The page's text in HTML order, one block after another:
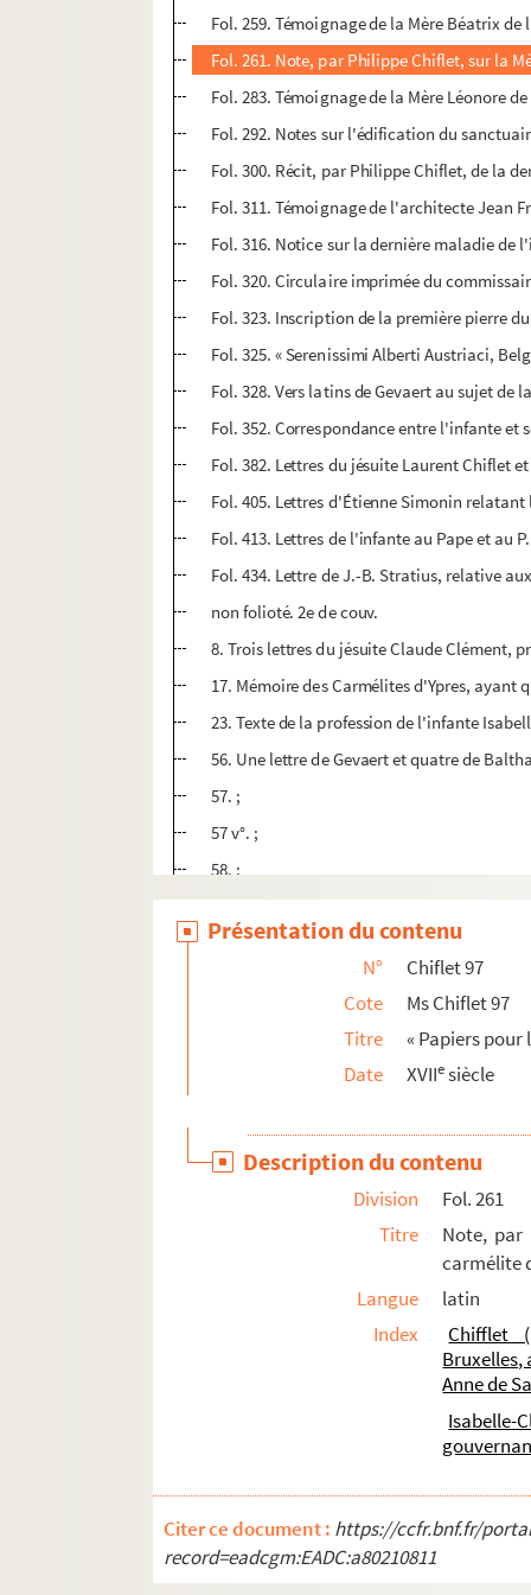
Fol. 259. Témoignage de la Mère Béatrix
Fol. 261. Note, par Philippe Chiflet, sur la
Fol. 283. Témoignage de la Mère Léonore
Fol. 292. Notes sur l'édification du
Fol. 300. Récit, par Philippe Chiflet, de la
Fol. 311. Témoignage de l'architecte Jean
Fol. 316. Notice sur la dernière maladie de
Fol. 320. Circulaire imprimée du
Fol. 323. Inscription de la première pierre
Fol. 325. « Serenissimi Alberti Austriaci,
Fol. 328. Vers latins de Gevaert au sujet
Fol. 352. Correspondance entre l'infante et
Fol. 382. Lettres du jésuite Laurent Chiflet
Fol. 405. Lettres d'Étienne Simonin
Fol. 413. Lettres de l'infante au Pape et au
Fol. 434. Lettre de J.-B. Stratius, relative
non folioté. 2e de couv.
8. Trois lettres du jésuite Claude Clément,
17. Mémoire des Carmélites d'Ypres, ayant
23. Texte de la profession de l'infante
56. Une lettre de Gevaert et quatre de
57. ;
57 v°. ;
58. ;
59. ;
60 v°. ;
61. [Fol. 61, 72, 258-260]. Plusieurs
64. ;
73. Neuf lettres de la Mère Anne de
107. Notice et lettre de la Mère Marie
111. Notice et lettre de la Mère Marie
116. Notice et lettre de la Mère Marie
122. Notice et description du désert fondé
129. Relation des vertus de l'infante, par
138. Nombreux documents sur
Présentation du contenu
N°
Chiflet 97
Cote
Ms Chiflet 97
Titre
« Papiers pour
Date
XVIIesiècle
Description du contenu
Division
Fol. 261
Titre
Note, par
carmélite
Langue
latin
Index
Chifflet
Bruxelles,
Anne de
Isabelle-
Citer ce document : https://ccfr.bnf.fr/
record=eadcgm:EADC:a80210811